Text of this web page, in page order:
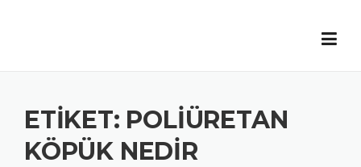
ETIKET: POLIÜRETAN
KÖPÜK NEDIR